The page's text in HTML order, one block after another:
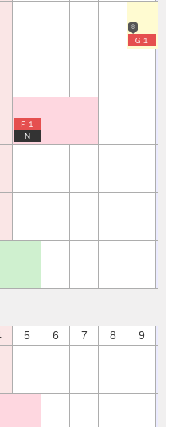
※
Ｇ１
Ｆ１
N
5 6 7 8 9